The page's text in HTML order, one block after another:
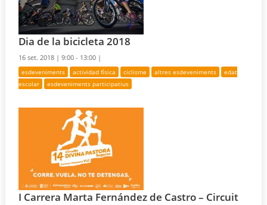
Dia de la bicicleta 2018
16 set. 2018 |9:00 - 13:00 |
esdeveniments actividad física ciclisme altres esdeveniments
edat
escolar
esdeveniments participatius
I Carrera Marta Fernández de Castro – Circuit